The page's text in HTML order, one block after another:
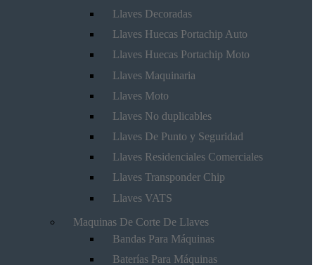
Llaves Decoradas
Llaves Huecas Portachip Auto
Llaves Huecas Portachip Moto
Llaves Maquinaria
Llaves Moto
Llaves No duplicables
Llaves De Punto y Seguridad
Llaves Residenciales Comerciales
Llaves Transponder Chip
Llaves VATS
Maquinas De Corte De Llaves
Bandas Para Máquinas
Baterías Para Máquinas